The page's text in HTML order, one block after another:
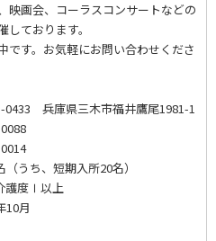
映画会、コーラスコンサートなどの
しております。
です。お気軽にお問い合わせくださ
0433 兵庫県三木市福井鷹尾1981-1
（うち、短期入所20名）
護度Ⅰ以上
10月